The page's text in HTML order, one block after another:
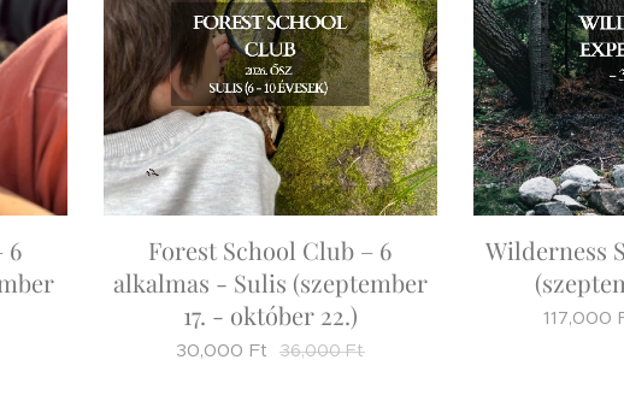
6
Forest School Club – 6
alkalmas - Sulis (szeptember
17. - október 22.)
30,000 Ft 36,000Ft
Wilderness
117,000